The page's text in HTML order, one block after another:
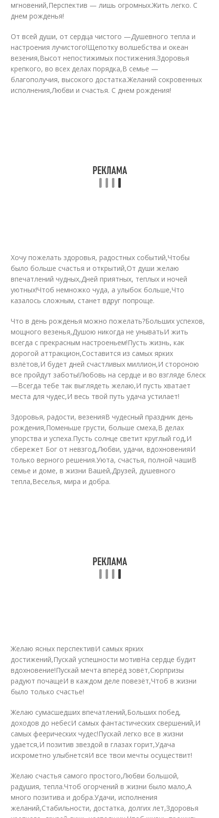
мгновений,Перспектив — лишь огромных.Жить легко. С
днем рожденья!
От всей души, от сердца чистого —Душевного тепла и
настроения лучистого!Щепотку волшебства и океан
везения,Высот непостижимых постижения.Здоровья
крепкого, во всех делах порядка,В семье —
благополучия, высокого достатка.Желаний сокровенных
исполнения,Любви и счастья. С днем рождения!
Хочу пожелать здоровья, радостных событий,Чтобы
было больше счастья и открытий,От души желаю
впечатлений чудных,Дней приятных, теплых и ночей
уютных!Чтоб немножко чуда, а улыбок больше,Что
казалось сложным, станет вдруг попроще.
Что в день рожденья можно пожелать?Больших успехов,
мощного везенья,Душою никогда не уныватьИ жить
всегда с прекрасным настроеньем!Пусть жизнь, как
дорогой аттракцион,Составится из самых ярких
взлётов,И будет дней счастливых миллион,И стороною
все пройдут заботы!Любовь на сердце и во взгляде блеск
—Всегда тебе так выглядеть желаю,И пусть хватает
места для чудес,И весь твой путь удача устилает!
Здоровья, радости, везенияВ чудесный праздник день
рождения,Поменьше грусти, больше смеха,В делах
упорства и успеха.Пусть солнце светит круглый год,И
сбережет Бог от невзгод,Любви, удачи, вдохновенияИ
только верного решения.Уюта, счастья, полной чашиВ
семье и доме, в жизни Вашей,Друзей, душевного
тепла,Веселья, мира и добра.
Желаю ясных перспективИ самых ярких
достижений,Пускай успешности мотивНа сердце будит
вдохновение!Пускай мечта вперёд зовёт,Сюрпризы
радуют почащеИ в каждом деле повезёт,Чтоб в жизни
было только счастье!
Желаю сумасшедших впечатлений,Больших побед,
доходов до небесИ самых фантастических свершений,И
самых феерических чудес!Пускай легко все в жизни
удается,И позитив звездой в глазах горит,Удача
искрометно улыбнетсяИ все твои мечты осуществит!
Желаю счастья самого простого,Любви большой,
радушия, тепла.Чтоб огорчений в жизни было мало,А
много позитива и добра.Удачи, исполнения
желаний,Стабильности, достатка, долгих лет,Здоровья